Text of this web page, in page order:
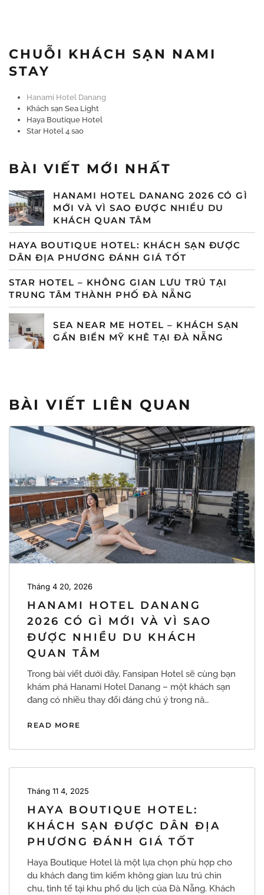
CHUỖI KHÁCH SẠN NAMI
STAY
Hanami Hotel Danang
Khách sạn Sea Light
Haya Boutique Hotel
Star Hotel 4 sao
BÀI VIẾT MỚI NHẤT
HANAMI HOTEL DANANG 2026 CÓ GÌ
MỚI VÀ VÌ SAO ĐƯỢC NHIỀU DU
KHÁCH QUAN TÂM
HAYA BOUTIQUE HOTEL: KHÁCH SẠN ĐƯỢC
DÂN ĐỊA PHƯƠNG ĐÁNH GIÁ TỐT
STAR HOTEL – KHÔNG GIAN LƯU TRÚ TẠI
TRUNG TÂM THÀNH PHỐ ĐÀ NẴNG
SEA NEAR ME HOTEL – KHÁCH SẠN
GẦN BIỂN MỸ KHÊ TẠI ĐÀ NẴNG
BÀI VIẾT LIÊN QUAN
Tháng 4 20, 2026
HANAMI HOTEL DANANG
2026 CÓ GÌ MỚI VÀ VÌ SAO
ĐƯỢC NHIỀU DU KHÁCH
QUAN TÂM
Trong bài viết dưới đây, Fansipan Hotel sẽ cùng bạn
khám phá Hanami Hotel Danang – một khách sạn
đang có nhiều thay đổi đáng chú ý trong nă…
READ MORE
Tháng 11 4, 2025
HAYA BOUTIQUE HOTEL:
KHÁCH SẠN ĐƯỢC DÂN ĐỊA
PHƯƠNG ĐÁNH GIÁ TỐT
Haya Boutique Hotel là một lựa chọn phù hợp cho
du khách đang tìm kiếm không gian lưu trú chỉn
chu, tinh tế tại khu phố du lịch của Đà Nẵng. Khách